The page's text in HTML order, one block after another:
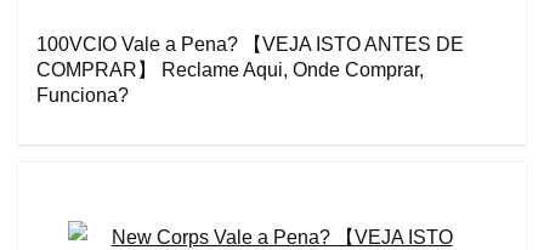
100VCIO Vale a Pena? 【VEJA ISTO ANTES DE
COMPRAR】 Reclame Aqui, Onde Comprar,
Funciona?